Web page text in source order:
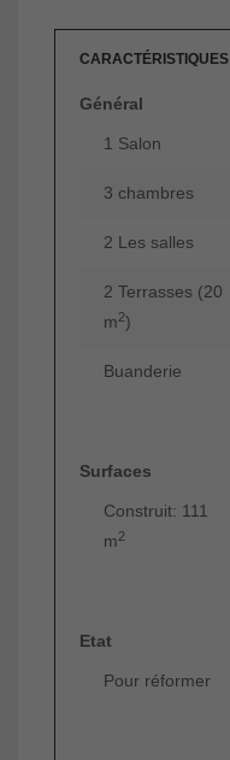
CARACTÉRISTIQUES
Général
1 Salon
3 chambres
2 Les salles
2 Terrasses (20
m2)
Buanderie
Surfaces
Construit: 111
m2
Etat
Pour réformer